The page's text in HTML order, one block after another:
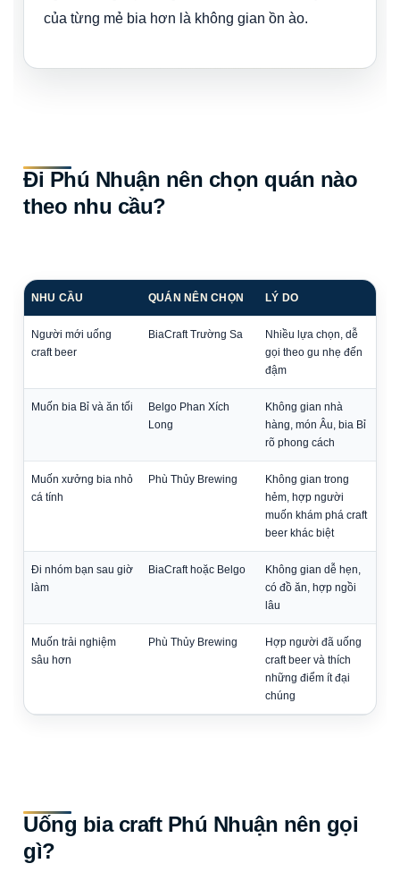
của từng mẻ bia hơn là không gian ồn ào.
Đi Phú Nhuận nên chọn quán nào
theo nhu cầu?
NHU CẦU QUÁN NÊN CHỌN LÝ DO
Người mới uống
craft beer
BiaCraft Trường Sa
Nhiều lựa chọn, dễ
gọi theo gu nhẹ đến
đậm
Muốn bia Bỉ và ăn tối
Belgo Phan Xích
Long
Không gian nhà
hàng, món Âu, bia Bỉ
rõ phong cách
Muốn xưởng bia nhỏ
cá tính
Phù Thủy Brewing
Không gian trong
hẻm, hợp người
muốn khám phá craft
beer khác biệt
Đi nhóm bạn sau giờ
làm
BiaCraft hoặc Belgo
Không gian dễ hẹn,
có đồ ăn, hợp ngồi
lâu
Muốn trải nghiệm
sâu hơn
Phù Thủy Brewing
Hợp người đã uống
craft beer và thích
những điểm ít đại
chúng
Uống bia craft Phú Nhuận nên gọi
gì?